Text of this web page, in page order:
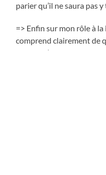
parier qu’il ne saura pas
=> Enfin sur mon rôle à
comprend clairement de
Si je ne m’étais pas battu